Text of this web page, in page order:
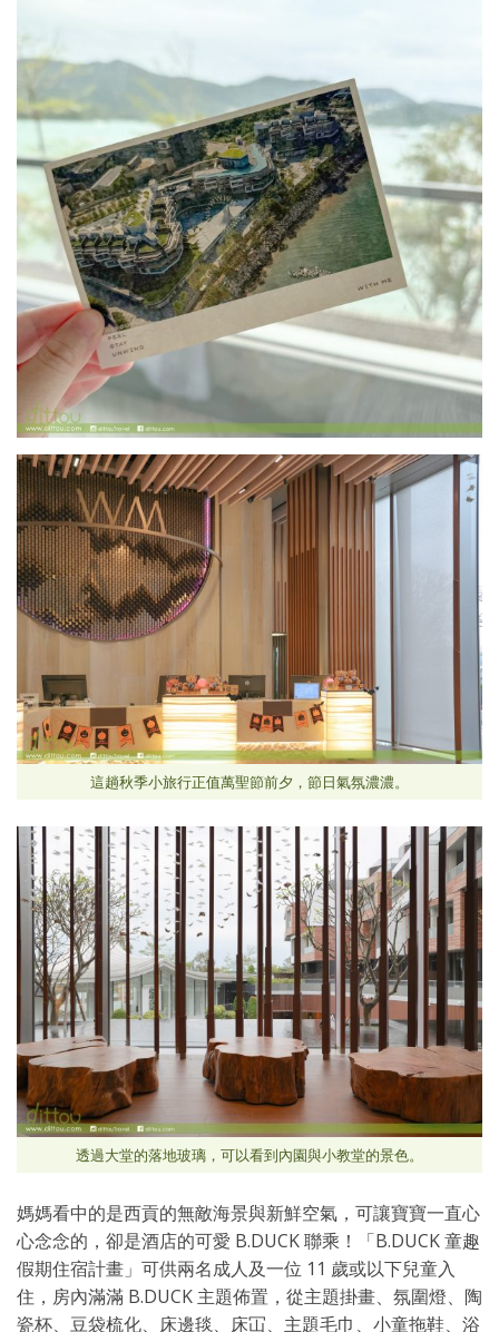
這趟秋季小旅行正值萬聖節前夕，節日氣氛濃濃。
透過大堂的落地玻璃，可以看到內園與小教堂的景色。
媽媽看中的是西貢的無敵海景與新鮮空氣，可讓寶寶一直心
心念念的，卻是酒店的可愛 B.DUCK 聯乘！「B.DUCK 童趣
假期住宿計畫」可供兩名成人及一位 11 歲或以下兒童入
住，房內滿滿 B.DUCK 主題佈置，從主題掛畫、氛圍燈、陶
瓷杯、豆袋梳化、床邊毯、床冚、主題毛巾、小童拖鞋、浴